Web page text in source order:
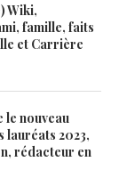
Wiki,
famille, faits
et Carrière
le nouveau
2023,
rédacteur en